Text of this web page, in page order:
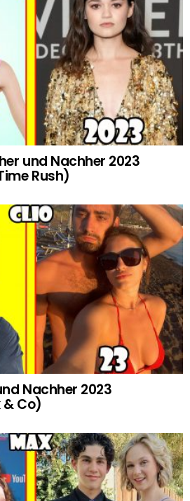
und Nachher 2023
Rush)
Nachher 2023
& Co)